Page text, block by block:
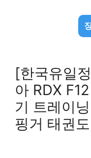
[한국유일
아 RDX
기 트레이
핑거 태권